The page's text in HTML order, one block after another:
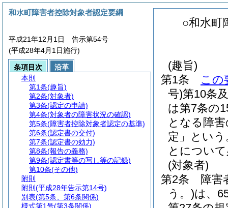
○和水町
(趣旨)
第1条
この
号)第10条
は第7条の
となる障
定」という
とについ
(対象者)
第2条
障害
う。)は、
和水町障害者控除対象者認定要綱
平成21年12月1日 告示第54号
(平成28年4月1日施行)
条項目次
沿革
本則
第1条(趣旨)
第2条(対象者)
第3条(認定の申請)
第4条(対象者の障害状況の確認)
第5条(障害者控除対象者認定の基準)
第6条(認定書の交付)
第7条(認定書の効力)
第8条(報告の義務)
第9条(認定書等の写し等の記録)
第10条(その他)
附則
附則 (平成28年告示第14号)
別表(第5条、第6条関係)
様式第1号(第3条関係)